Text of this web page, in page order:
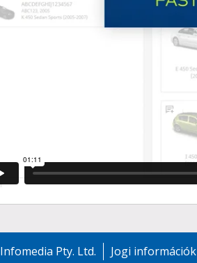
Infomedia Pty. Ltd. Jogi információk